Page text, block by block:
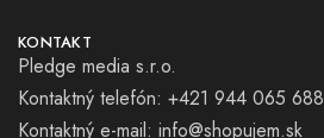
KONTAKT
Pledge media s.r.o.
Kontaktný telefón: +421 944 065 688
Kontaktný e-mail: info@shopujem.sk